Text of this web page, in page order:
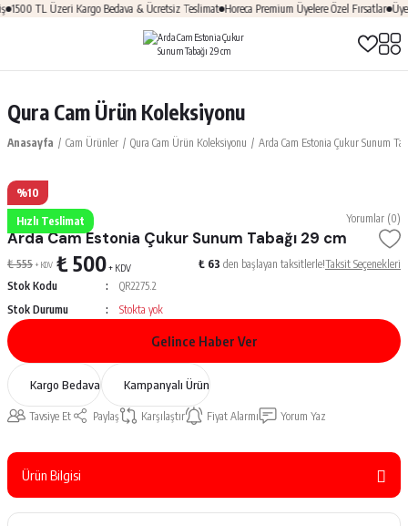
Üzeri Kargo Bedava & Ücretsiz Teslimat Horeca Premium Üyelere Özel Fırsatlar Üye Ol &
Qura Cam Ürün Koleksiyonu
Anasayfa Cam Ürünler Qura Cam Ürün Koleksiyonu Arda Cam Estonia Çukur Sunum
%10
Hızlı Teslimat
Arda Cam Yorumlar (0)
Arda Cam Estonia Çukur Sunum Tabağı 29 cm
₺ 555 + KDV ₺ 500+ KDV ₺ 63 den başlayan taksitlerle!Taksit Seçenekleri
Stok Kodu
QR2275.2
Stok Durumu
Stokta yok
Gelince Haber Ver
Kargo Bedava Kampanyalı Ürün
Tavsiye Et Paylaş Karşılaştır Fiyat Alarmı Yorum Yaz
Ürün Bilgisi